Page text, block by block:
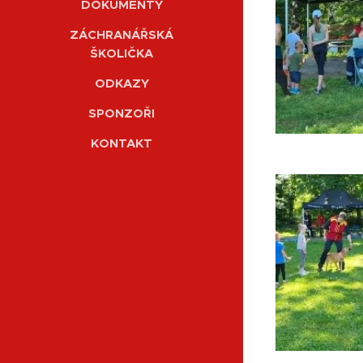
DOKUMENTY
ZÁCHRANÁŘSKÁ
ŠKOLIČKA
ODKAZY
SPONZOŘI
KONTAKT